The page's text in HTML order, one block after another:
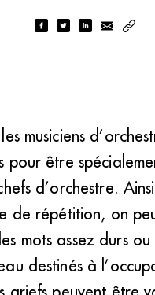
musiciens
pour être
d’orchestre.
de répétition, on
mots assez durs
destinés à